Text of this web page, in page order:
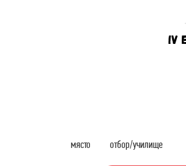
IV
място отбор/училище